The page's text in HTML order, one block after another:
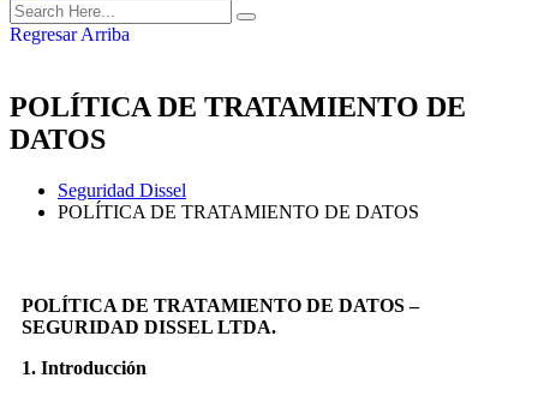
Regresar Arriba
POLÍTICA DE TRATAMIENTO DE
DATOS
Seguridad Dissel
POLÍTICA DE TRATAMIENTO DE DATOS
POLÍTICA DE TRATAMIENTO DE DATOS –
SEGURIDAD DISSEL LTDA.
1. Introducción